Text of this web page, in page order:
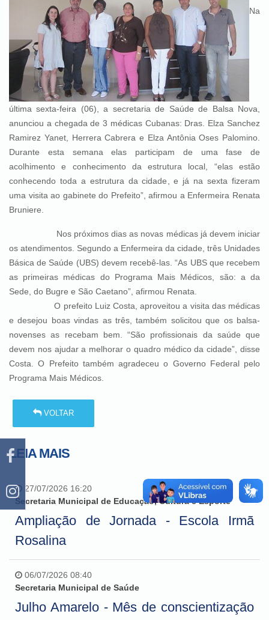
Na
última sexta-feira (06), a secretaria de Saúde de Balsa Nova,
anunciou a chegada de 3 médicas Cubanas: Dras. Elza Sanchez
Ramirez Yanet, Herrera Cabrera e Elza Antônia Oses Palomino.
Durante esta semana elas participam de uma fase de
acolhimento e conhecimento da estrutura local, “elas estão
conhecendo toda a estrutura da cidade, e já na sexta fizeram
uma visita ao gabinete do Prefeito”, afirmou a Enfermeira Renata
Bruniere.
Nos próximos dias as novas médicas já devem iniciar
os atendimentos. Segundo a Enfermeira da cidade, três Unidades
Básica de Saúde (UBS) devem recebê-las. “As UBS que recebem
as primeiras médicas do Programa Mais Médicos, são: a da
Sede, do Bugre e São Caetano”, afirmou Renata.
O prefeito Luiz Costa, aproveitou a visita das médicas
e desejou boas vindas as três, também solicitou que os balsa-
novenses as recebam bem. “São profissionais da saúde que
devem nos ajudar a melhorar o quadro médico da cidade”, disse
Costa. O Prefeito também agradeceu o Governo Federal pelo
Programa Mais Médicos.
VOLTAR
LEIA MAIS
27/07/2026 16:20
Secretaria Municipal de Educação, Cultura e Esporte
Ampliação de Jornada - Escola Irmã
Rosalina
06/07/2026 08:40
Secretaria Municipal de Saúde
Julho Amarelo - Mês de conscientização